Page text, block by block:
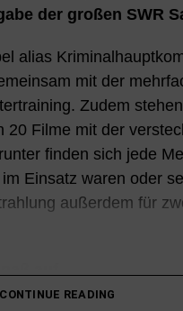
der großen SWR
alias
mit der
Zudem
20 Filme mit der
finden sich jede
Einsatz waren oder
außerdem für
CONTINUE READING